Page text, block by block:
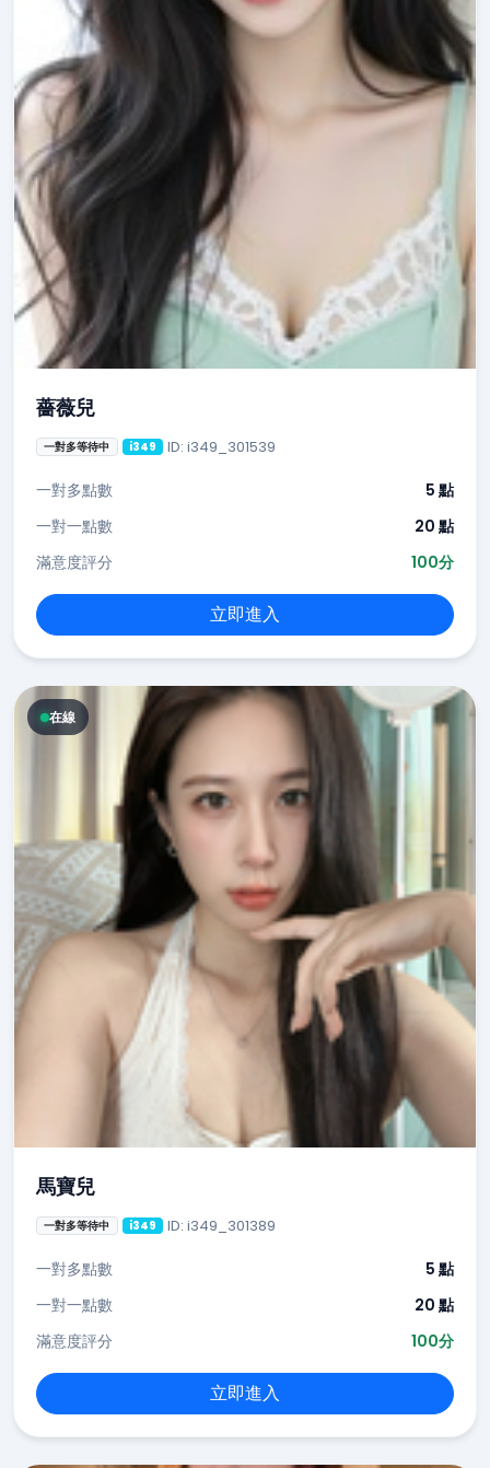
薔薇兒
一對多等待中 i349 ID: i349_301539
一對多點數
5 點
一對一點數
20 點
滿意度評分
100分
立即進入
在線
馬寶兒
一對多等待中 i349 ID: i349_301389
一對多點數
5 點
一對一點數
20 點
滿意度評分
100分
立即進入